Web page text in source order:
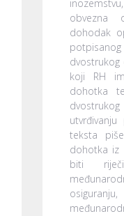
obvezna
dohodak
dvostrukog
koji RH
dohotka
teksta
dohotka iz
biti